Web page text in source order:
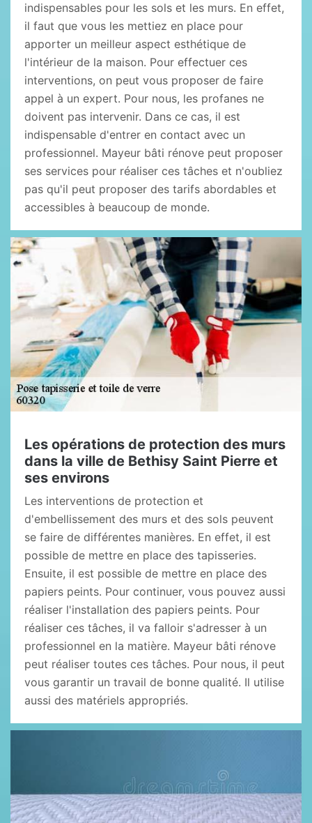
indispensables pour les sols et les murs. En effet,
il faut que vous les mettiez en place pour
apporter un meilleur aspect esthétique de
l'intérieur de la maison. Pour effectuer ces
interventions, on peut vous proposer de faire
appel à un expert. Pour nous, les profanes ne
doivent pas intervenir. Dans ce cas, il est
indispensable d'entrer en contact avec un
professionnel. Mayeur bâti rénove peut proposer
ses services pour réaliser ces tâches et n'oubliez
pas qu'il peut proposer des tarifs abordables et
accessibles à beaucoup de monde.
Les opérations de protection des murs
dans la ville de Bethisy Saint Pierre et
ses environs
Les interventions de protection et
d'embellissement des murs et des sols peuvent
se faire de différentes manières. En effet, il est
possible de mettre en place des tapisseries.
Ensuite, il est possible de mettre en place des
papiers peints. Pour continuer, vous pouvez aussi
réaliser l'installation des papiers peints. Pour
réaliser ces tâches, il va falloir s'adresser à un
professionnel en la matière. Mayeur bâti rénove
peut réaliser toutes ces tâches. Pour nous, il peut
vous garantir un travail de bonne qualité. Il utilise
aussi des matériels appropriés.